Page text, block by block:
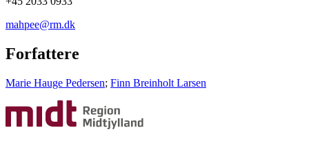
mahpee@rm.dk
Forfattere
Marie Hauge Pedersen; Finn Breinholt Larsen